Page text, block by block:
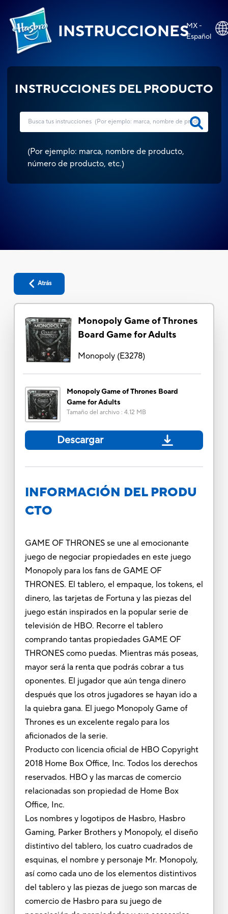
INSTRUCCIONESMX -
Español
INSTRUCCIONES DEL PRODUCTO
(Por ejemplo: marca, nombre de producto,
número de producto, etc.)
Atrás
Monopoly Game of Thrones
Board Game for Adults
Monopoly(E3278)
Monopoly Game of Thrones Board
Game for Adults
Tamaño del archivo: 4.12 MB
Descargar
INFORMACIÓN DEL PRODU
CTO
GAME OF THRONES se une al emocionante
juego de negociar propiedades en este juego
Monopoly para los fans de GAME OF
THRONES. El tablero, el empaque, los tokens, el
dinero, las tarjetas de Fortuna y las piezas del
juego están inspirados en la popular serie de
televisión de HBO. Recorre el tablero
comprando tantas propiedades GAME OF
THRONES como puedas. Mientras más poseas,
mayor será la renta que podrás cobrar a tus
oponentes. El jugador que aún tenga dinero
después que los otros jugadores se hayan ido a
la quiebra gana. El juego Monopoly Game of
Thrones es un excelente regalo para los
aficionados de la serie.
Producto con licencia oficial de HBO Copyright
2018 Home Box Office, Inc. Todos los derechos
reservados. HBO y las marcas de comercio
relacionadas son propiedad de Home Box
Office, Inc.
Los nombres y logotipos de Hasbro, Hasbro
Gaming, Parker Brothers y Monopoly, el diseño
distintivo del tablero, los cuatro cuadrados de
esquinas, el nombre y personaje Mr. Monopoly,
así como cada uno de los elementos distintivos
del tablero y las piezas de juego son marcas de
comercio de Hasbro para su juego de